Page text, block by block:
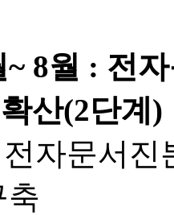
~ 8월 : 전
산(2단계)
자문서진
축